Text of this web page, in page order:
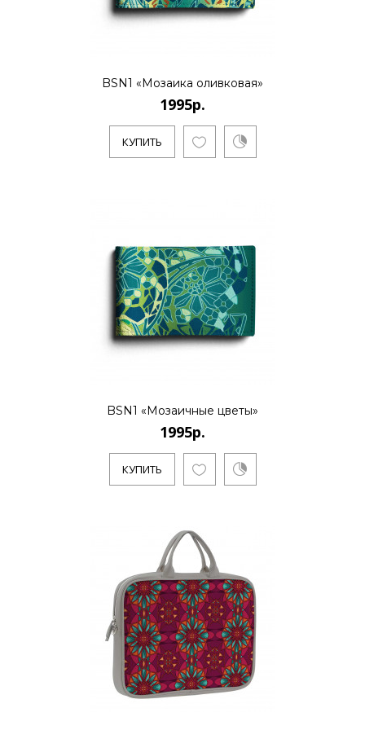
Деловая сумка PRT1 «Витраж»
Evgeniya Naumova - молодой российский
бренд дизайна тканей и аксессуаров.
Основноенаправление - созд..
Деловая сумка PRT1 «Волны»
18995р.
Evgeniya Naumova - молодой российский
КУПИТЬ
18995р.
Evgeniya Naumova - молодой российский
бренд дизайна тканей и аксессуаров.
Основноенаправление - созд..
КУПИТЬ
BSN1 «Мозаика оливковая»
1995р.
КУПИТЬ
BSN1 «Мозаичные цветы»
1995р.
КУПИТЬ